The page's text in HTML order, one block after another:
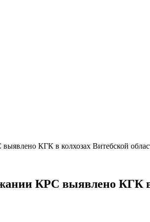
КГК в колхозах Витебской
КРС выявлено КГК в